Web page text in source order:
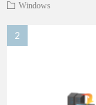
Windows